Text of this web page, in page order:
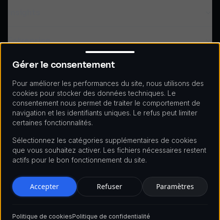
Blockchain-as-a-Service
Développement Web3
Développement DAO
Immobilier et PropTech
Gouvernement et secteur public
Énergie
Zero-Knowledge Proofs
Audits de sécurité
Polygon et Layer 2
Blockchains entreprise
Solutions cross-chain
Sécurité quantique
Entreprise
À propos
Carrières
Restez informé
Recevez les dernières actualités blockchain directement dans
votre boîte mail.
2026 BDS, part of Idealogic Group
. All rights reserved.
Gérer le consentement
Gérer le consentement
Pour améliorer les performances du site, nous utilisons des
cookies pour stocker des données techniques. Le
consentement nous permet de traiter le comportement de
navigation et les identifiants uniques. Le refus peut limiter
certaines fonctionnalités.
Sélectionnez les catégories supplémentaires de cookies
que vous souhaitez activer. Les fichiers nécessaires restent
actifs pour le bon fonctionnement du site.
Accepter Refuser Paramètres
Politique de cookiesPolitique de confidentialité